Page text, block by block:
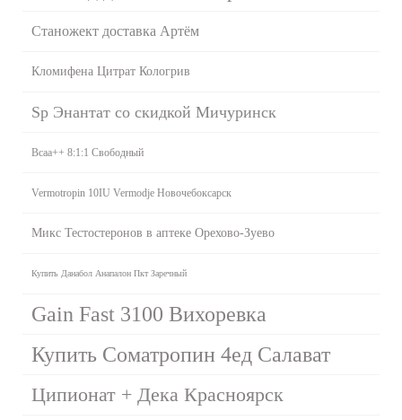
Станожект доставка Артём
Кломифена Цитрат Кологрив
Sp Энантат со скидкой Мичуринск
Bcaa++ 8:1:1 Свободный
Vermotropin 10IU Vermodje Новочебоксарск
Микс Тестостеронов в аптеке Орехово-Зуево
Купить Данабол Анапалон Пкт Заречный
Gain Fast 3100 Вихоревка
Купить Cоматропин 4ед Салават
Ципионат + Дека Красноярск